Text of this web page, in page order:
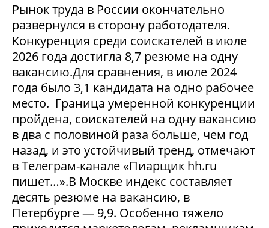
Рынок труда в России окончательно
развернулся в сторону работодателя.
Конкуренция среди соискателей в июле
2026 года достигла 8,7 резюме на одну
вакансию.Для сравнения, в июле 2024
года было 3,1 кандидата на одно рабочее
место. Граница умеренной конкуренции
пройдена, соискателей на одну вакансию
в два с половиной раза больше, чем год
назад, и это устойчивый тренд, отмечают
в Телеграм-канале «Пиарщик hh.ru
пишет…».В Москве индекс составляет
десять резюме на вакансию, в
Петербурге — 9,9. Особенно тяжело